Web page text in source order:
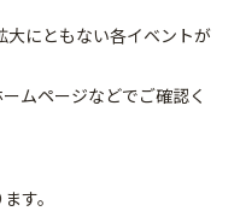
大にともない各イベントが
ムページなどでご確認く
す。